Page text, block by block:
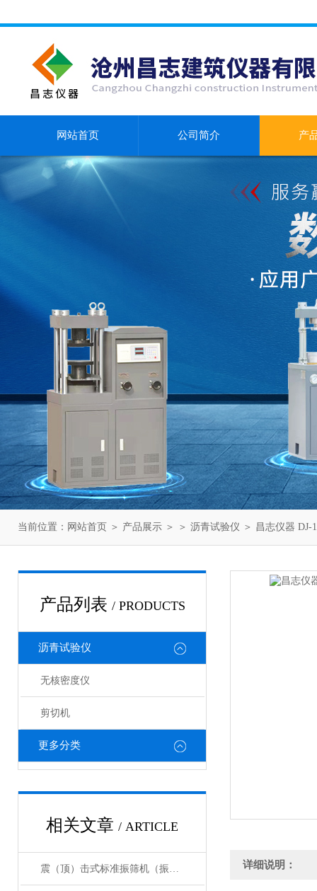
网站首页 公司简介 产
当前位置： 网站首页 ＞ 产品展示 ＞ ＞ 沥青试验仪 ＞ 昌志仪器 DJ-
产品列表 / PRODUCTS
沥青试验仪
无核密度仪
剪切机
更多分类
相关文章 / ARTICLE
震（顶）击式标准振筛机（振摆仪）产品展示 详细说明：